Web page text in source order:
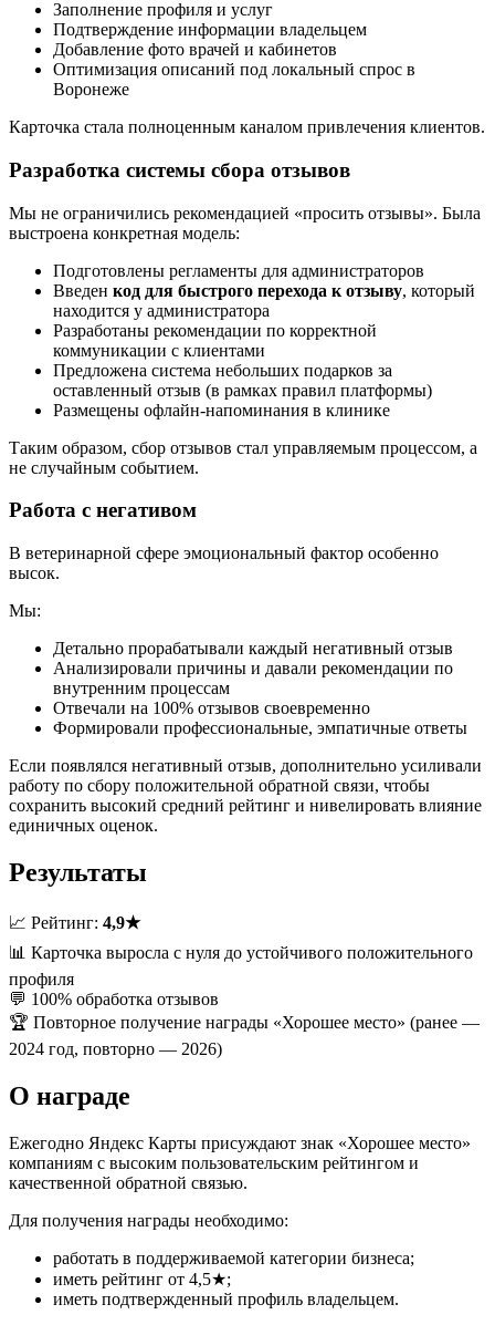
Заполнение профиля и услуг
Подтверждение информации владельцем
Добавление фото врачей и кабинетов
Оптимизация описаний под локальный спрос в
Воронеже
Карточка стала полноценным каналом привлечения клиентов.
Разработка системы сбора отзывов
Мы не ограничились рекомендацией «просить отзывы». Была
выстроена конкретная модель:
Подготовлены регламенты для администраторов
Введен код для быстрого перехода к отзыву, который
находится у администратора
Разработаны рекомендации по корректной
коммуникации с клиентами
Предложена система небольших подарков за
оставленный отзыв (в рамках правил платформы)
Размещены офлайн-напоминания в клинике
Таким образом, сбор отзывов стал управляемым процессом, а
не случайным событием.
Работа с негативом
В ветеринарной сфере эмоциональный фактор особенно
высок.
Мы:
Детально прорабатывали каждый негативный отзыв
Анализировали причины и давали рекомендации по
внутренним процессам
Отвечали на 100% отзывов своевременно
Формировали профессиональные, эмпатичные ответы
Если появлялся негативный отзыв, дополнительно усиливали
работу по сбору положительной обратной связи, чтобы
сохранить высокий средний рейтинг и нивелировать влияние
единичных оценок.
Результаты
📈 Рейтинг: 4,9★
📊 Карточка выросла с нуля до устойчивого положительного
профиля
💬 100% обработка отзывов
🏆 Повторное получение награды «Хорошее место» (ранее —
2024 год, повторно — 2026)
О награде
Ежегодно Яндекс Карты присуждают знак «Хорошее место»
компаниям с высоким пользовательским рейтингом и
качественной обратной связью.
Для получения награды необходимо:
работать в поддерживаемой категории бизнеса;
иметь рейтинг от 4,5★;
иметь подтвержденный профиль владельцем.